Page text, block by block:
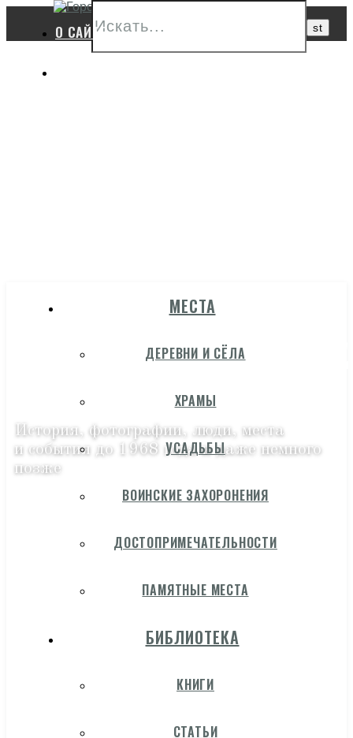
О САЙТЕ
ГЖАТСК
История, фотографии, люди, места
и события до 1968 года и даже немного
позже
МЕСТА
ДЕРЕВНИ И СЁЛА
ХРАМЫ
УСАДЬБЫ
ВОИНСКИЕ ЗАХОРОНЕНИЯ
ДОСТОПРИМЕЧАТЕЛЬНОСТИ
ПАМЯТНЫЕ МЕСТА
БИБЛИОТЕКА
КНИГИ
СТАТЬИ